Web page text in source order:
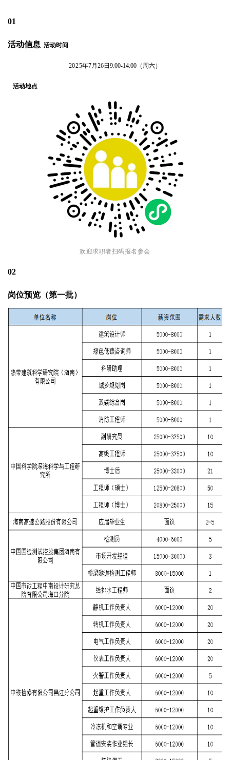
01
活动信息 活动时间
2025年7月26日9:00-14:00 （周六）
活动地点
欢迎求职者扫码报名参会
02
岗位预览（第一批）